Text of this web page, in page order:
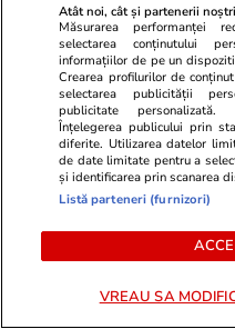
VEZI TOATE
Comentează
Loghează-te în contul
comentarii și a te
Atât noi, cât și partenerii
Măsurarea performanței
selectarea conținutului
informațiilor de pe un
Crearea profilurilor de
selectarea publicității
publicitate personalizată.
Înțelegerea publicului prin
diferite. Utilizarea datelor
de date limitate pentru a
și identificarea prin scanarea
Listă parteneri (furnizori)
VREAU SA